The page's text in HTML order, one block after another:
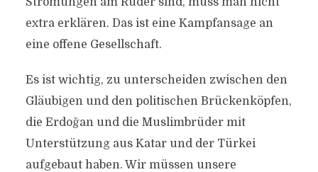
extra erklären. Das ist eine Kampfansage an
eine offene Gesellschaft.
Es ist wichtig, zu unterscheiden zwischen den
Gläubigen und den politischen Brückenköpfen,
die Erdoğan und die Muslimbrüder mit
Unterstützung aus Katar und der Türkei
aufgebaut haben. Wir müssen unsere